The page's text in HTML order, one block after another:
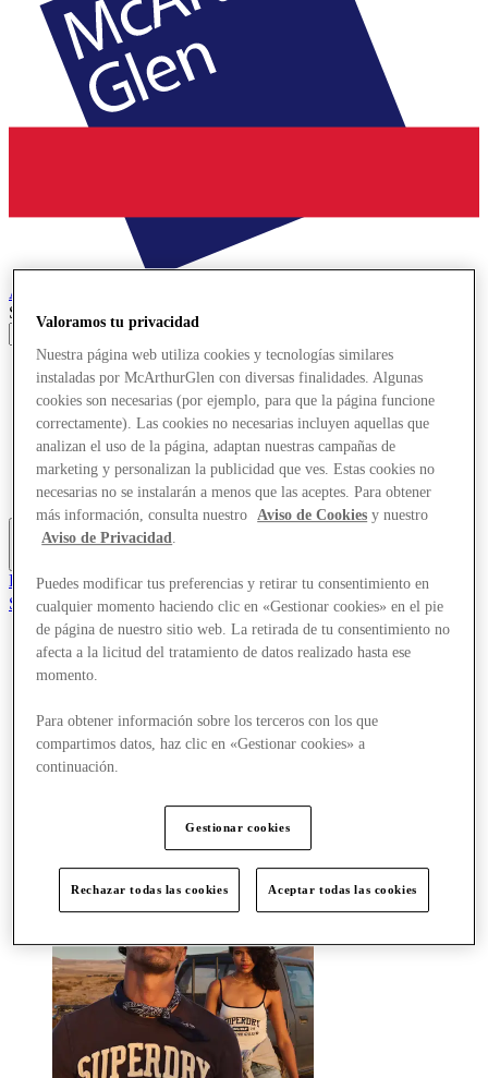
Ashford
Search input
Tiendas
Ofertas
Planifica tu visita
¿Qué pasa?
Comer y beber
Tarjetas regalo
Servicios
El Club
Salvado
es
Tiendas
Ofertas
¿Qué pasa?
Comer y beber
Tarjetas regalo
Servicios
Valoramos tu privacidad
Nuestra página web utiliza cookies y tecnologías similares
instaladas por McArthurGlen con diversas finalidades. Algunas
cookies son necesarias (por ejemplo, para que la página funcione
correctamente). Las cookies no necesarias incluyen aquellas que
analizan el uso de la página, adaptan nuestras campañas de
marketing y personalizan la publicidad que ves. Estas cookies no
necesarias no se instalarán a menos que las aceptes. Para obtener
más información, consulta nuestro
Aviso de Cookies y nuestro
Aviso de Privacidad
Puedes modificar tus preferencias y retirar tu consentimiento en
cualquier momento haciendo clic en «Gestionar cookies» en el pie
de página de nuestro sitio web. La retirada de tu consentimiento no
afecta a la licitud del tratamiento de datos realizado hasta ese
momento.
Para obtener información sobre los terceros con los que
compartimos datos, haz clic en «Gestionar cookies» a
continuación.
Gestionar cookies
Rechazar todas las cookies Aceptar todas las cookies